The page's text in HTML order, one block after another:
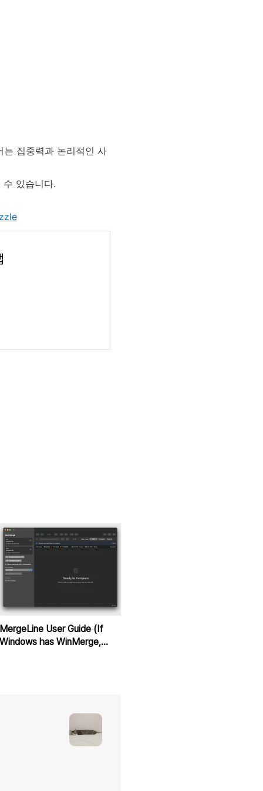
집중력과 논리적인 사
있습니다.
MergeLine User Guide (If
Windows has WinMerge,